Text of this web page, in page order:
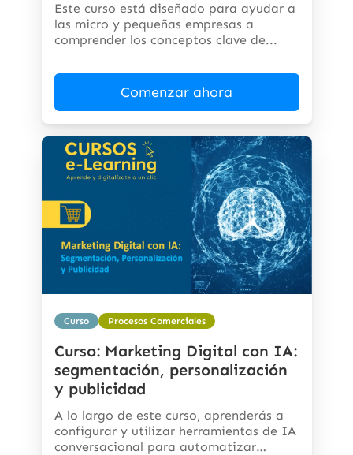
Este curso está diseñado para ayudar a
las micro y pequeñas empresas a
comprender los conceptos clave de...
Comenzar ahora
Curso Procesos Comerciales
Curso: Marketing Digital con IA:
segmentación, personalización
y publicidad
A lo largo de este curso, aprenderás a
configurar y utilizar herramientas de IA
conversacional para automatizar